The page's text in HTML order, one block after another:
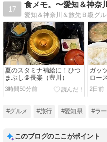
17
食メモ。〜愛知＆神奈
夏のスタミナ補給に！ひつ
まぶし＠長楽（豊川）
3時間50分前
ガッ
ロー
＠か
2日前
#グルメ #旅行 #愛知県 #ラ
このブログのここがポイント